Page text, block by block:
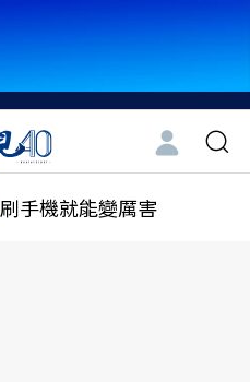
刷手機就能變厲害